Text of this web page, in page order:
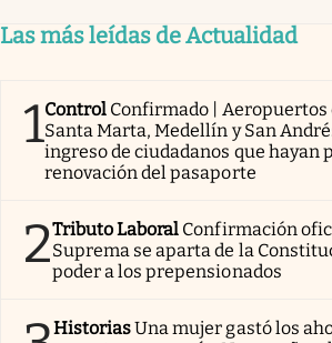
Las más leídas de Actualidad
1Control Confirmado | Aeropuertos
Santa Marta, Medellín y San
ingreso de ciudadanos que hayan
renovación del pasaporte
2Tributo Laboral Confirmación
Suprema se aparta de la
poder a los prepensionados
HistoriasUna mujer gastó los